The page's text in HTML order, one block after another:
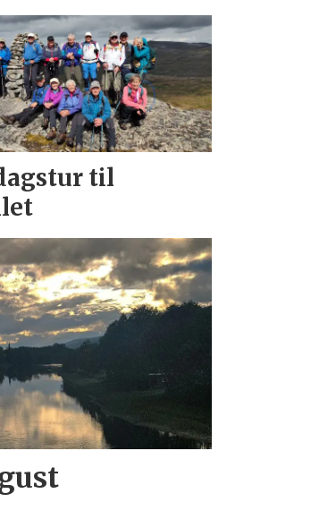
til